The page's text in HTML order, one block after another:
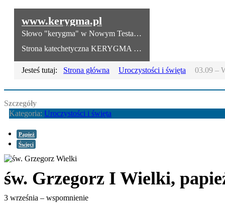
www.kerygma.pl
Słowo "kerygma" w Nowym Testamencie oznacza
Strona katechetyczna KERYGMA jest próbą włączenia środków informatyki w dzieło głoszenia Ewangelii, zwłaszcza w ramach szkolnej katechezy.
Jesteś tutaj: Strona główna Uroczystości i święta 03.09 –
Szczegóły
Kategoria: Uroczystości i święta
Papież
Święci
św. Grzegorz I Wielki,
3 września – wspomnienie